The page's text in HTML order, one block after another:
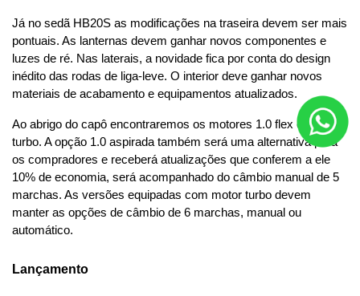
Já no sedã HB20S as modificações na traseira devem ser mais
pontuais. As lanternas devem ganhar novos componentes e
luzes de ré. Nas laterais, a novidade fica por conta do design
inédito das rodas de liga-leve. O interior deve ganhar novos
materiais de acabamento e equipamentos atualizados.
Ao abrigo do capô encontraremos os motores 1.0 flex e 1.0
turbo. A opção 1.0 aspirada também será uma alternativa para
os compradores e receberá atualizações que conferem a ele
10% de economia, será acompanhado do câmbio manual de 5
marchas. As versões equipadas com motor turbo devem
manter as opções de câmbio de 6 marchas, manual ou
automático.
Lançamento